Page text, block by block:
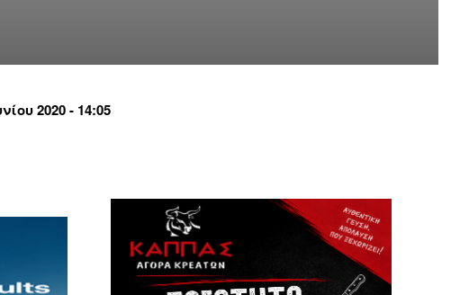
2020 - 14:05